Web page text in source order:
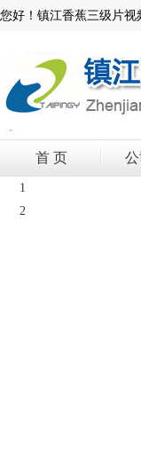
您好！镇江香蕉三级
首 页
1
2